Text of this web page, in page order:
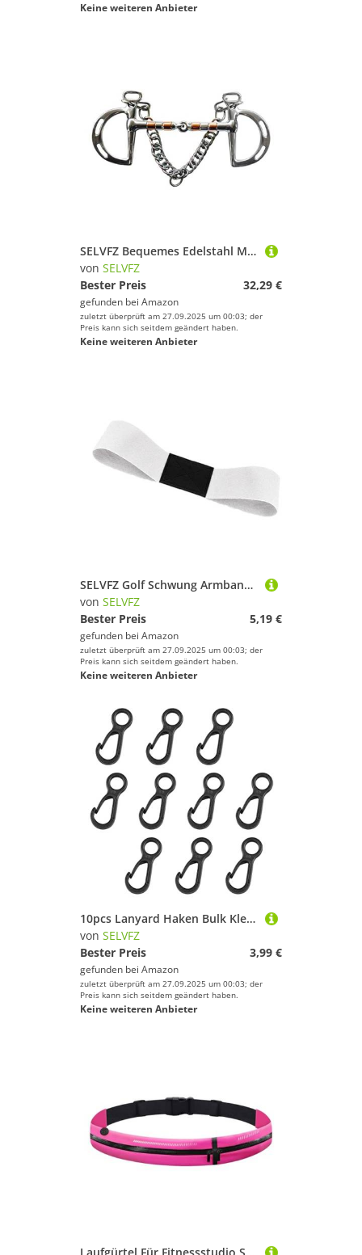
Keine weiteren Anbieter
SELVFZ Bequemes Edelstahl Mit Doppelketten Mundprodukten Für Professionelle Fahrer Und Trainer Empfindliche Pferdehäudekomfort.
von SELVFZ
Bester Preis
32,29 €
gefunden bei Amazon
zuletzt überprüft am 27.09.2025 um 00:03; der
Preis kann sich seitdem geändert haben.
Keine weiteren Anbieter
SELVFZ Golf Schwung Armband Verstellbares Riemen Elastischer Swing Korrekturbänder Für Anfänger Golftraining Und Übung Golfhandstabilisatoren Für Genauigkeit
von SELVFZ
Bester Preis
5,19 €
gefunden bei Amazon
zuletzt überprüft am 27.09.2025 um 00:03; der
Preis kann sich seitdem geändert haben.
Keine weiteren Anbieter
10pcs Lanyard Haken Bulk Kleine Plastikhaken Für Lanyards Schnappclip Schließ Basisschnalle Lanyard Haken Zum Aufhängen Schwarz
von SELVFZ
Bester Preis
3,99 €
gefunden bei Amazon
zuletzt überprüft am 27.09.2025 um 00:03; der
Preis kann sich seitdem geändert haben.
Keine weiteren Anbieter